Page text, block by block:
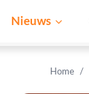
Nieuws
Home